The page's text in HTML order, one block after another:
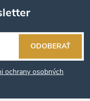
ochrany osobných
ODOBERAŤ